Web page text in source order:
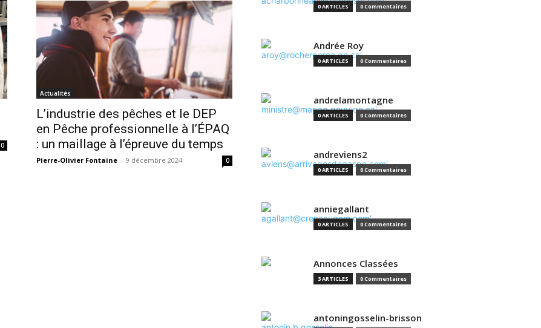
0
Actualités
L’industrie des pêches et le DEP
en Pêche professionnelle à l’ÉPAQ
: un maillage à l’épreuve du temps
Pierre-Olivier Fontaine - 9 décembre 2024 0
0 ARTICLES 0 Commentaires
Andrée Roy
0 ARTICLES 0 Commentaires
andrelamontagne
0 ARTICLES 0 Commentaires
andreviens2
0 ARTICLES 0 Commentaires
anniegallant
0 ARTICLES 0 Commentaires
Annonces Classées
3 ARTICLES 0 Commentaires
antoningosselin-brisson